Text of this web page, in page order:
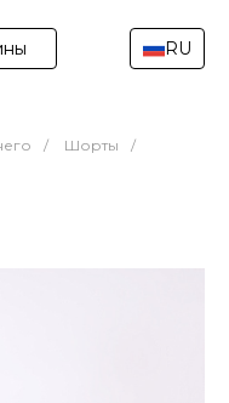
RU
/ Шорты
/